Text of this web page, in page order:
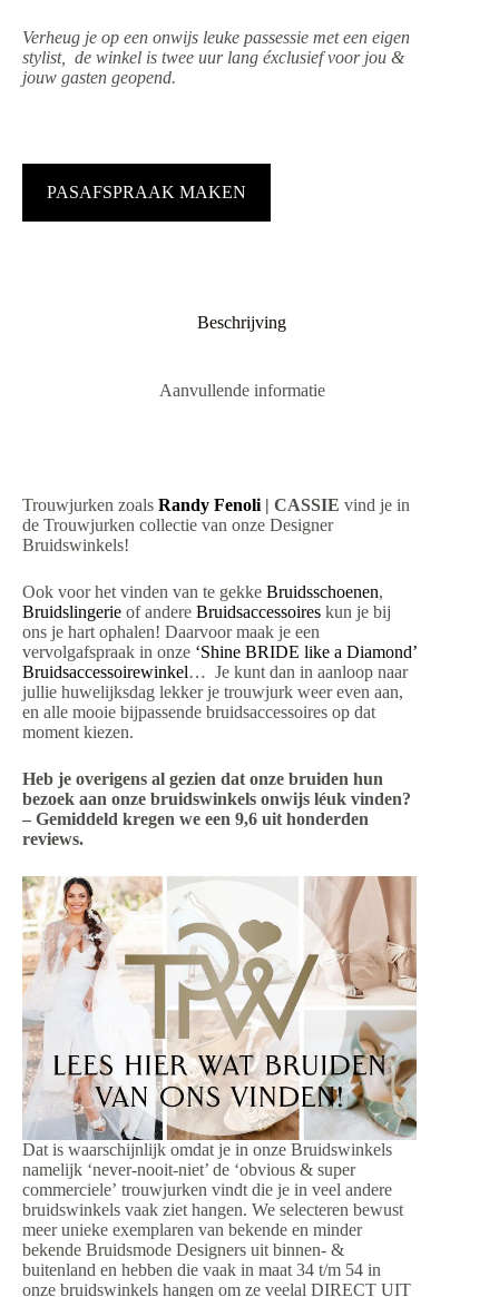
Verheug je op een onwijs leuke passessie met een eigen
stylist, de winkel is twee uur lang éxclusief voor jou &
jouw gasten geopend.
PASAFSPRAAK MAKEN
Beschrijving
Aanvullende informatie
Trouwjurken zoals Randy Fenoli| CASSIE vind je in
de Trouwjurken collectie van onze Designer
Bruidswinkels!
Ook voor het vinden van te gekke Bruidsschoenen,
Bruidslingerie of andere Bruidsaccessoires kun je bij
ons je hart ophalen! Daarvoor maak je een
vervolgafspraak in onze ‘Shine BRIDE like a Diamond’
Bruidsaccessoirewinkel… Je kunt dan in aanloop naar
jullie huwelijksdag lekker je trouwjurk weer even aan,
en alle mooie bijpassende bruidsaccessoires op dat
moment kiezen.
Heb je overigens al gezien dat onze bruiden hun
bezoek aan onze bruidswinkels onwijs léuk vinden?
– Gemiddeld kregen we een 9,6 uit honderden
reviews.
Dat is waarschijnlijk omdat je in onze Bruidswinkels
namelijk ‘never-nooit-niet’ de ‘obvious & super
commerciele’ trouwjurken vindt die je in veel andere
bruidswinkels vaak ziet hangen. We selecteren bewust
meer unieke exemplaren van bekende en minder
bekende Bruidsmode Designers uit binnen- &
buitenland en hebben die vaak in maat 34 t/m 54 in
onze bruidswinkels hangen om ze veelal DIRECT UIT